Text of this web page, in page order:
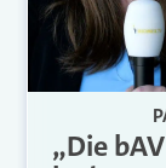
„Die